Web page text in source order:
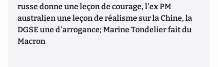
russe donne une leçon de courage, l'ex PM
australien une leçon de réalisme sur la Chine, la
DGSE une d'arrogance; Marine Tondelier fait du
Macron